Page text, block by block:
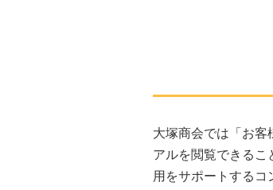
大塚商会では「お客
アルを閲覧できるこ
用をサポートするコ